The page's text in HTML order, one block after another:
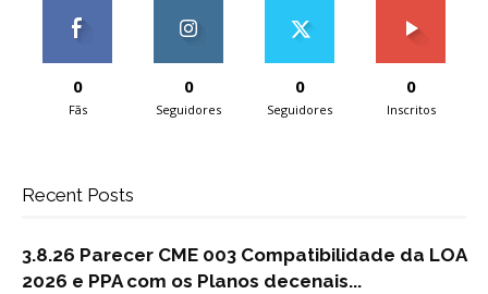
0
Fãs
0
Seguidores
0
Seguidores
0
Inscritos
Recent Posts
3.8.26 Parecer CME 003 Compatibilidade da LOA
2026 e PPA com os Planos decenais...